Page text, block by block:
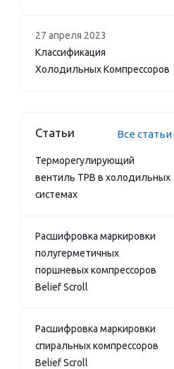
27 апреля 2023
Классификация
Холодильных Компрессоров
Статьи Все статьи
Терморегулирующий
вентиль ТРВ в холодильных
системах
Расшифровка маркировки
полугерметичных
поршневых компрессоров
Belief Scroll
Расшифровка маркировки
спиральных компрессоров
Belief Scroll